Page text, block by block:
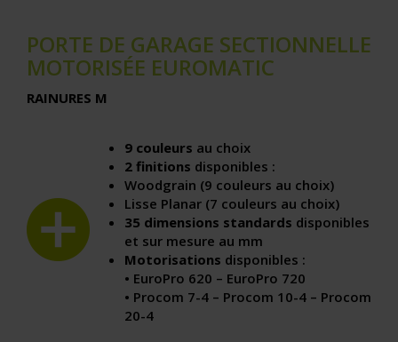
PORTE DE GARAGE SECTIONNELLE
MOTORISÉE EUROMATIC
RAINURES M
9 couleurs au choix
2 finitions disponibles :
Woodgrain (9 couleurs au choix)
Lisse Planar (7 couleurs au choix)
35 dimensions standards disponibles
et sur mesure au mm
Motorisations disponibles :
• EuroPro 620 – EuroPro 720
• Procom 7-4 – Procom 10-4 – Procom
20-4